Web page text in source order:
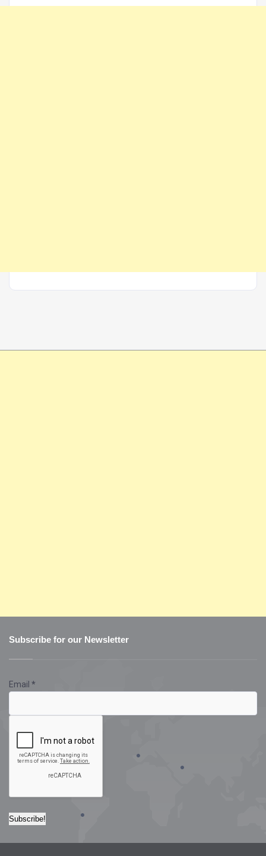
Subscribe for our Newsletter
Email *